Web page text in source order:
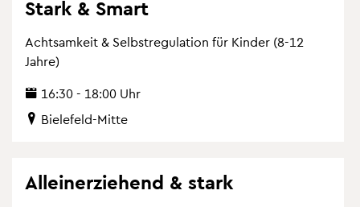
Stark & Smart
Acht­sam­keit & Selbst­re­gu­la­ti­on für Kin­der (8-12
Jahre)
16:30 - 18:00 Uhr
Bie­le­feld-Mitte
Al­lein­er­zie­hend & stark